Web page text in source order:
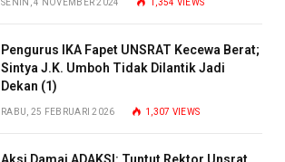
SENIN, 4 NOVEMBER 2024 1,354 VIEWS
Pengurus IKA Fapet UNSRAT Kecewa Berat;
Sintya J.K. Umboh Tidak Dilantik Jadi
Dekan (1)
RABU, 25 FEBRUARI 2026 1,307 VIEWS